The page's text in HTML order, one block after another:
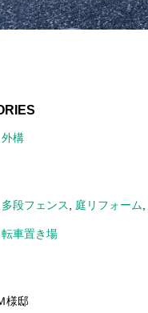
外構
多段フェンス 庭リフォーム
転車置き場
様邸